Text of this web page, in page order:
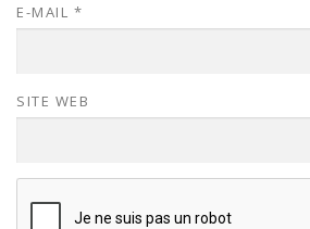
E-MAIL *
SITE WEB